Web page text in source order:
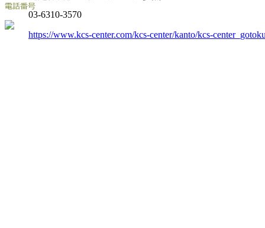
03-6310-3570
https://www.kcs-center.com/kcs-center/kanto/kcs-